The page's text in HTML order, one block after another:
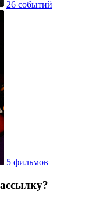
26 событий
5 фильмов